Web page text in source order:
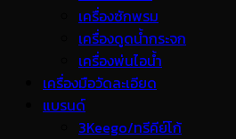
เครื่องซักพรม
เครื่องดูดน้ำกระจก
เครื่องพ่นไอน้ำ
เครื่องมือวัดละเอียด
แบรนด์
3Keego/ทรีคีย์โก้